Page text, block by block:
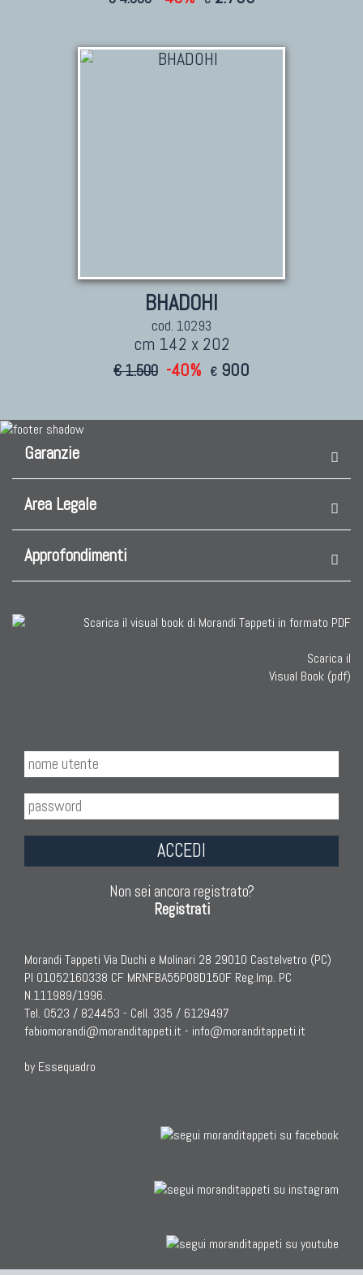
BHADOHI
cod. 10293
cm 142 x 202
€ 1.500 -40% € 900
Garanzie
Area Legale
Approfondimenti
Scarica il
Visual Book (pdf)
ACCEDI
Non sei ancora registrato?
Registrati
Morandi Tappeti Via Duchi e Molinari 28 29010 Castelvetro (PC)
PI 01052160338 CF MRNFBA55P08D150F Reg.Imp. PC
N.111989/1996.
Tel. 0523 / 824453 - Cell. 335 / 6129497
fabiomorandi@moranditappeti.it - info@moranditappeti.it
by Essequadro